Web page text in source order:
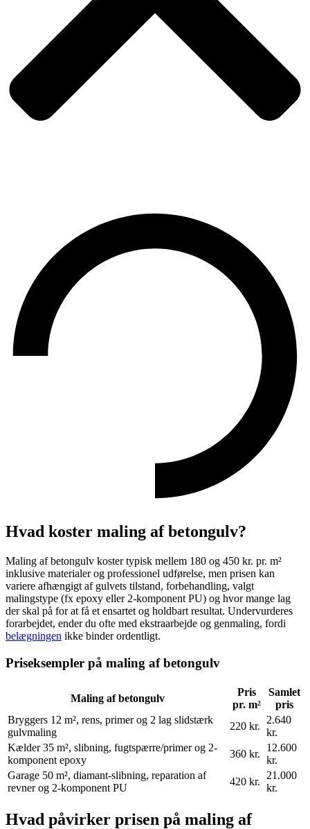
Hvad koster maling af betongulv?
Maling af betongulv koster typisk mellem 180 og 450 kr. pr. m²
inklusive materialer og professionel udførelse, men prisen kan
variere afhængigt af gulvets tilstand, forbehandling, valgt
malingstype (fx epoxy eller 2-komponent PU) og hvor mange lag
der skal på for at få et ensartet og holdbart resultat. Undervurderes
forarbejdet, ender du ofte med ekstraarbejde og genmaling, fordi
belægningen ikke binder ordentligt.
Priseksempler på maling af betongulv
Maling af betongulv
Pris
pr. m²
Samlet
pris
Bryggers 12 m², rens, primer og 2 lag slidstærk
gulvmaling
220 kr.
2.640
kr.
Kælder 35 m², slibning, fugtspærre/primer og 2-
komponent epoxy
360 kr.
12.600
kr.
Garage 50 m², diamant-slibning, reparation af
revner og 2-komponent PU
420 kr.
21.000
kr.
Hvad påvirker prisen på maling af